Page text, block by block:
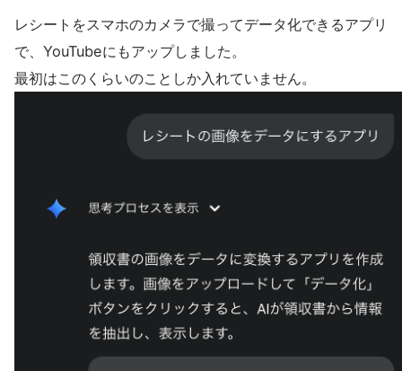
レシートをスマホのカメラで撮ってデータ化できるアプリ
で、YouTubeにもアップしました。
最初はこのくらいのことしか入れていません。